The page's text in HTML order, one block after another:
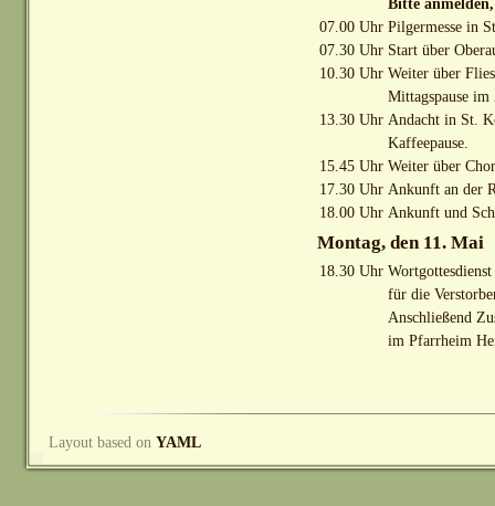
Bitte
07.00 Uhr Pilgermesse in
07.30 Uhr Start über
10.30 Uhr Weiter über
Mittagspause
13.30 Uhr Andacht in St.
Kaffeepause.
15.45 Uhr Weiter über
17.30 Uhr Ankunft an der
18.00 Uhr Ankunft und
Montag, den 11. Mai
18.30 Uhr
für die
Anschließend
im Pfarrheim
Layout based onYAML